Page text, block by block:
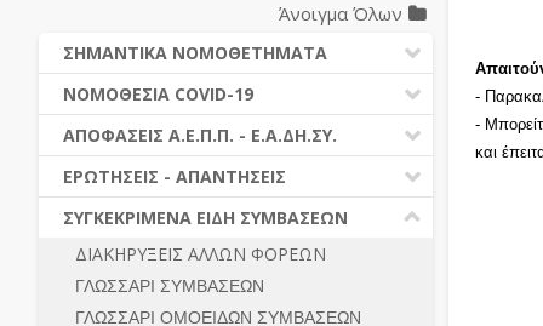
-
-
και
Άνοιγμα Όλων
ΣΗΜΑΝΤΙΚΑ ΝΟΜΟΘΕΤΗΜΑΤΑ
ΔΗΜΟΣΙΕΣ ΣΥΜΒΑΣΕΙΣ (Ν. 4412/2016)
ΔΗΜΟΤΙΚΟΣ ΚΩΔΙΚΑΣ (Ν.3463/2006)
ΚΑΛΛΙΚΡΑΤΗΣ (Ν.3852/2010)
ΝΟΜΟΘΕΣΙΑ - ΝΟΜΟΛΟΓΙΑ (ΣΥΝΟΛΟ)
ΝΟΜΟΘΕΣΙΑ COVID-19
ΝΟΜΟΘΕΣΙΑ - ΝΟΜΟΛΟΓΙΑ COVID -19
ΕΡΩΤΗΣΕΙΣ - ΑΠΑΝΤΗΣΕΙΣ
ΑΠΟΦΑΣΕΙΣ Α.Ε.Π.Π. - Ε.Α.ΔΗ.ΣΥ.
ΠΡΟΔΙΚΑΣΤΙΚΗ ΠΡΟΣΦΥΓΗ
ΓΕΝΙΚΟΙ ΚΑΝΟΝΕΣ
ΔΙΚΑΙΟΥΜΕΝΟΙ ΣΥΜΜΕΤΟΧΗΣ
ΠΡΟΣΦΟΡΕΣ – ΔΙΚΑΙΟΛΟΓΗΤΙΚΑ
ΣΥΜΜΕΤΟΧΗΣ
ΕΡΩΤΗΣΕΙΣ - ΑΠΑΝΤΗΣΕΙΣ
Ν. 4782/2021 - ΤΡΟΠΟΠΟΙΗΣΗ
4412/2016
ΔΙΕΞΑΓΩΓΗ ΔΙΑΔΙΚΑΣΙΑΣ
ΔΙΑΔΙΚΑΣΙΕΣ ΑΝΑΘΕΣΗΣ
ΣΥΓΚΕΚΡΙΜΕΝΑ ΕΙΔΗ ΣΥΜΒΑΣΕΩΝ
ΔΙΑΚΗΡΥΞΕΙΣ ΑΛΛΩΝ ΦΟΡΕΩΝ
ΓΛΩΣΣΑΡΙ ΣΥΜΒΑΣΕΩΝ
ΓΛΩΣΣΑΡΙ ΟΜΟΕΙΔΩΝ ΣΥΜΒΑΣΕΩΝ